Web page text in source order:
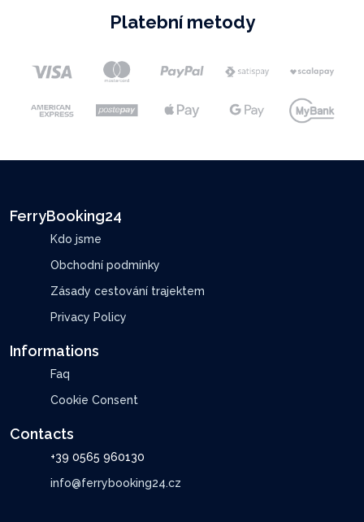
Platební metody
FerryBooking24
Kdo jsme
Obchodní podmínky
Zásady cestování trajektem
Privacy Policy
Informations
Faq
Cookie Consent
Contacts
+39 0565 960130
info@ferrybooking24.cz